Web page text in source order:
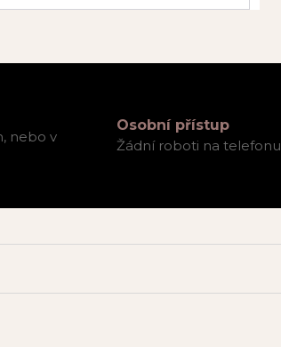
nebo v
Osobní přístup
Žádní roboti na telefonu